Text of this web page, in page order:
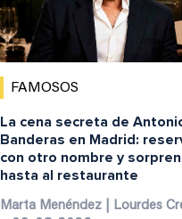
FAMOSOS
La cena secreta de
Banderas en Madrid:
con otro nombre y
hasta al restaurante
Marta Menéndez | Lourdes